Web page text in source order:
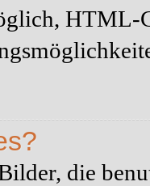
HTML-
die